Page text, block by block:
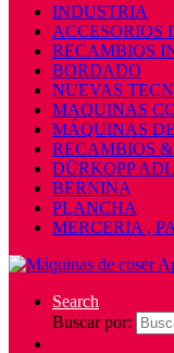
INDUSTRIA
ACCESORIOS
RECAMBIOS
BORDADO
NUEVAS
MAQUINAS
MÁQUINAS
RECAMBIOS
DÜRKOPP
BERNINA
PLANCHA
MERCERIA ,
Search
Buscar por: